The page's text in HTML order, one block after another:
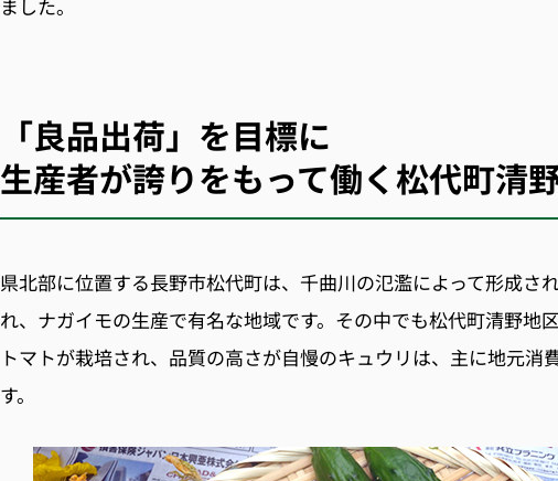
ました。
「良品出荷」を目標に
生産者が誇りをもって働く松代町清
県北部に位置する長野市松代町は、千曲川の氾濫によって形成さ
れ、ナガイモの生産で有名な地域です。その中でも松代町清野地
トマトが栽培され、品質の高さが自慢のキュウリは、主に地元消
す。